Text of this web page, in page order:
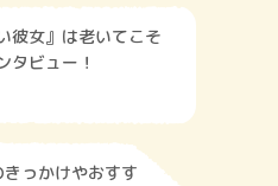
彼女』は老いてこそ
タビュー！
っかけやおすす